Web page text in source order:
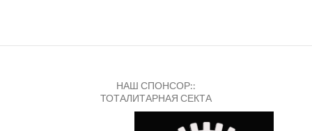
НАШ СПОНСОР::
ТОТАЛИТАРНАЯ СЕКТА